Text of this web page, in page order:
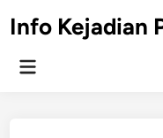
toInfo Kejadian
Main